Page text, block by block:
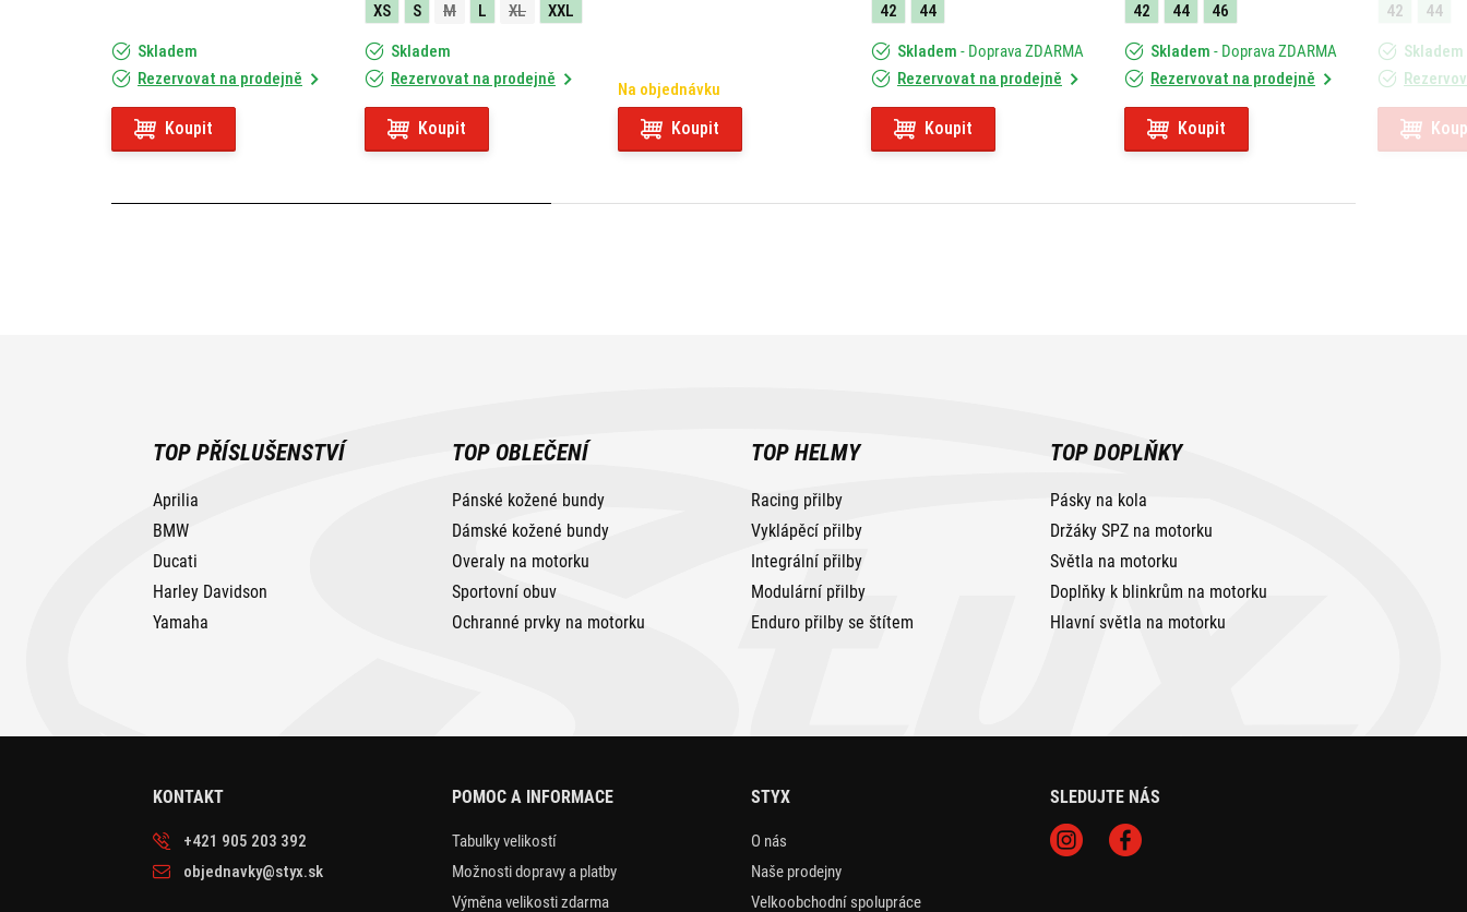
Skladem
Rezervovat na prodejně
Koupit
XS S M L XL XXL
Skladem
Rezervovat na prodejně
Koupit
Na objednávku
Koupit
42
44
Skladem - Doprava ZDARMA
Rezervovat na prodejně
Koupit
42
44 46
Skladem - Doprava ZDARMA
Rezervovat na prodejně
Koupit
42
44
Skladem
TOP PŘÍSLUŠENSTVÍ
Aprilia
BMW
Ducati
Harley Davidson
Yamaha
TOP OBLEČENÍ
Pánské kožené bundy
Dámské kožené bundy
Overaly na motorku
Sportovní obuv
Ochranné prvky na motorku
TOP HELMY
Racing přilby
Vyklápěcí přilby
Integrální přilby
Modulární přilby
Enduro přilby se štítem
TOP DOPLŇKY
Pásky na kola
Držáky SPZ na motorku
Světla na motorku
Doplňky k blinkrům na motorku
Hlavní světla na motorku
KONTAKT
+421 905 203 392
objednavky@styx.sk
POMOC A INFORMACE
Tabulky velikostí
Možnosti dopravy a platby
Výměna velikosti zdarma
STYX
O nás
Naše prodejny
Velkoobchodní spolupráce
SLEDUJTE NÁS